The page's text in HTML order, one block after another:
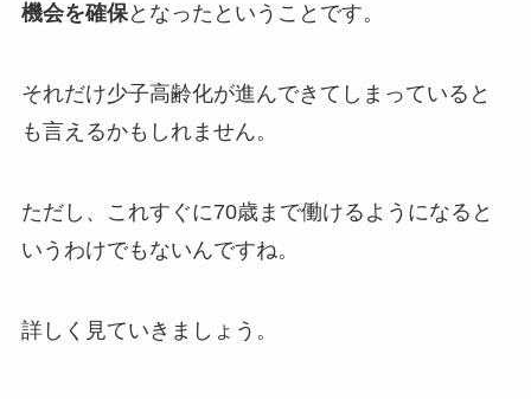
機会を確保となったということです。
それだけ少子高齢化が進んできてしまっていると
も言えるかもしれません。
ただし、これすぐに70歳まで働けるようになると
いうわけでもないんですね。
詳しく見ていきましょう。